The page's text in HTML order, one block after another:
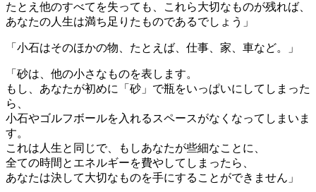
たとえ他のすべてを失っても、これら大切なものが残れば、
あなたの人生は満ち足りたものであるでしょう」
「小石はそのほかの物、たとえば、仕事、家、車など。」
「砂は、他の小さなものを表します。
もし、あなたが初めに「砂」で瓶をいっぱいにしてしまった
ら、
小石やゴルフボールを入れるスペースがなくなってしまいま
す。
これは人生と同じで、もしあなたが些細なことに、
全ての時間とエネルギーを費やしてしまったら、
あなたは決して大切なものを手にすることができません」